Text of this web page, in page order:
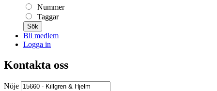
Nummer
Taggar
Sök
Bli medlem
Logga in
Kontakta oss
Nöje